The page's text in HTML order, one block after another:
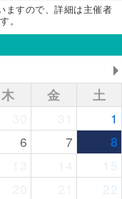
ますので、詳細は主催者
。
木 金
土
1
6 7
8
15
22